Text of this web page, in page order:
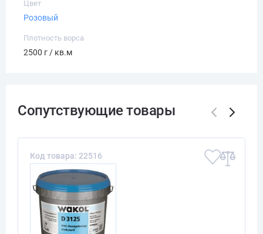
Цвет
Розовый
Плотность ворса
2500 г / кв.м
Код товара: 22516